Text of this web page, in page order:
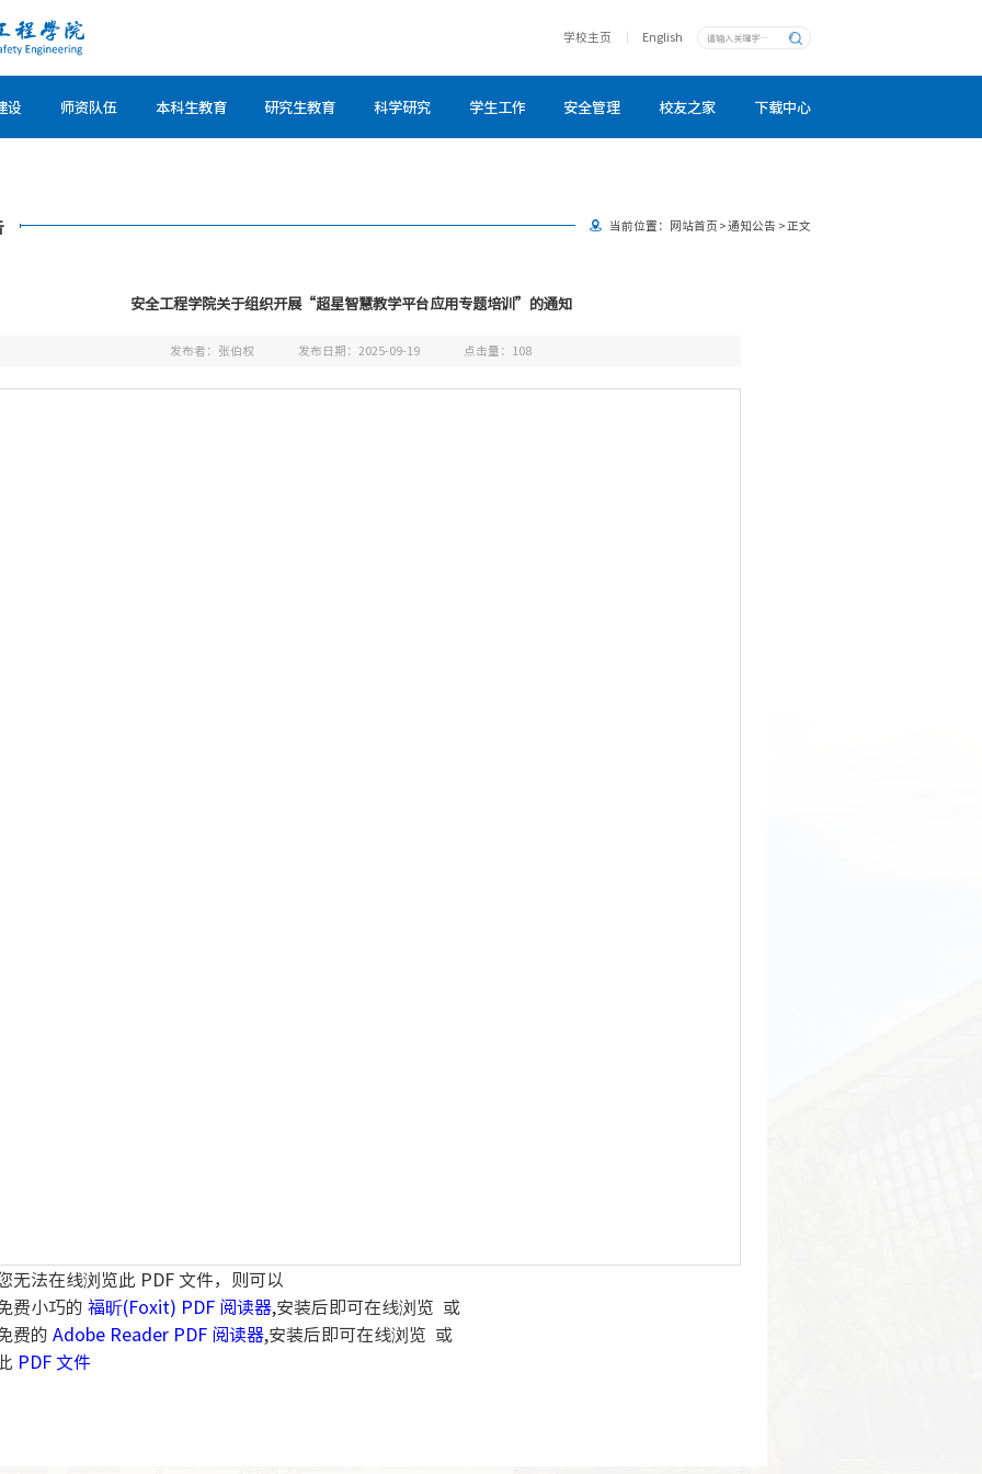
学校主页 English
设 师资队伍 本科生教育 研究生教育 科学研究 学生工作 安全管理 校友之家 下载中心
当前位置： 网站首页 >通知公告 >正文
安全工程学院关于组织开展“超星智慧教学平台应用专题培训”的通知
发布者：张伯权 发布日期：2025-09-19 点击量： 108
无法在线浏览此 PDF 文件，则可以
费小巧的福昕(Foxit) PDF 阅读器,安装后即可在线浏览 或
费的Adobe Reader PDF 阅读器,安装后即可在线浏览 或
PDF 文件